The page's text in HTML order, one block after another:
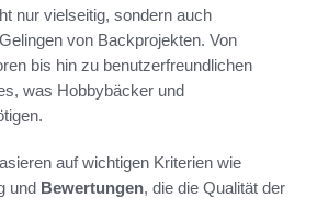
nur vielseitig, sondern auch
von Backprojekten. Von
bis hin zu benutzerfreundlichen
was Hobbybäcker und
auf wichtigen Kriterien wie
und Bewertungen, die die Qualität der